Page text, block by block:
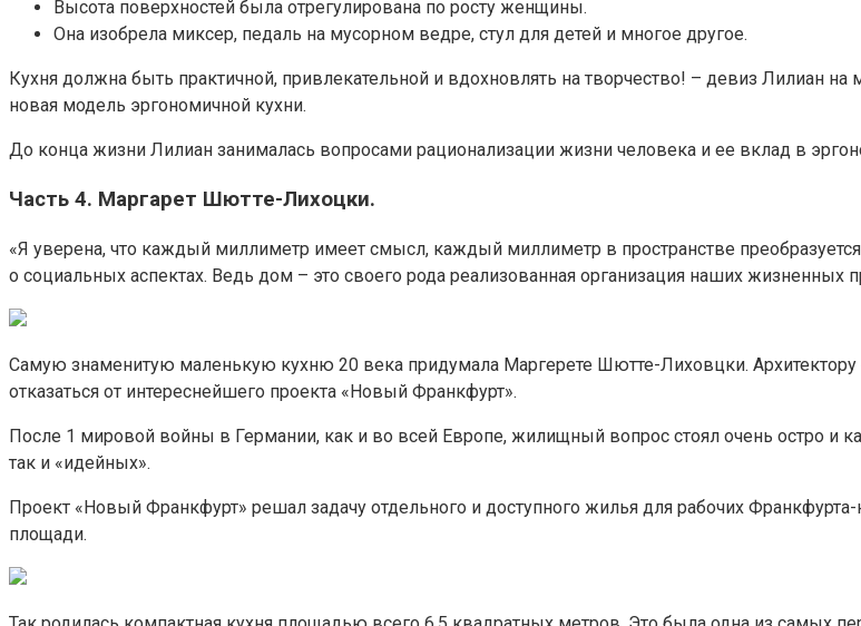
Высота поверхностей была отрегулирована по росту женщины.
Она изобрела миксер, педаль на мусорном ведре, стул для детей и многое другое.
Кухня должна быть практичной, привлекательной и вдохновлять на творчество! – девиз Лилиан
новая модель эргономичной кухни.
До конца жизни Лилиан занималась вопросами рационализации жизни человека и ее вклад в
Часть 4. Маргарет Шютте-Лихоцки.
«Я уверена, что каждый миллиметр имеет смысл, каждый миллиметр в пространстве
о социальных аспектах. Ведь дом – это своего рода реализованная организация наших
Самую знаменитую маленькую кухню 20 века придумала Маргерете Шютте-Лиховцки. Архитектору
отказаться от интереснейшего проекта «Новый Франкфурт».
После 1 мировой войны в Германии, как и во всей Европе, жилищный вопрос стоял очень остро и
так и «идейных».
Проект «Новый Франкфурт» решал задачу отдельного и доступного жилья для рабочих
площади.